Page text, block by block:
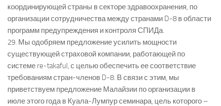
координирующей страны в секторе здравоохранения, по
организации сотрудничества между странами D-8 в области
программ предупреждения и контроля СПИДа.
29. Мы одобряем предложение усилить мощности
существующей страховой компании, работающей по
системе re-takaful, с целью обеспечить ее соответствие
требованиям стран-членов D-8. В связи с этим, мы
приветствуем предложение Малайзии по организации в
июле этого года в Куала-Лумпур семинара, цель которого –